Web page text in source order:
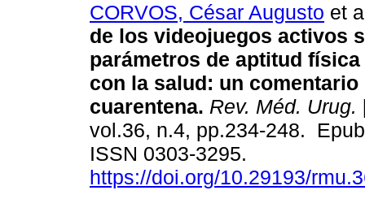
CORVOS, César Augusto et
de los videojuegos activos
parámetros de aptitud
con la salud: un comentario
cuarentena. Rev. Méd. Urug.
vol.36, n.4, pp.234-248.
ISSN 0303-3295.
https://doi.org/10.29193/